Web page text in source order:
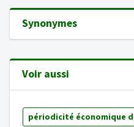
Synonymes
Voir aussi
périodicité économique